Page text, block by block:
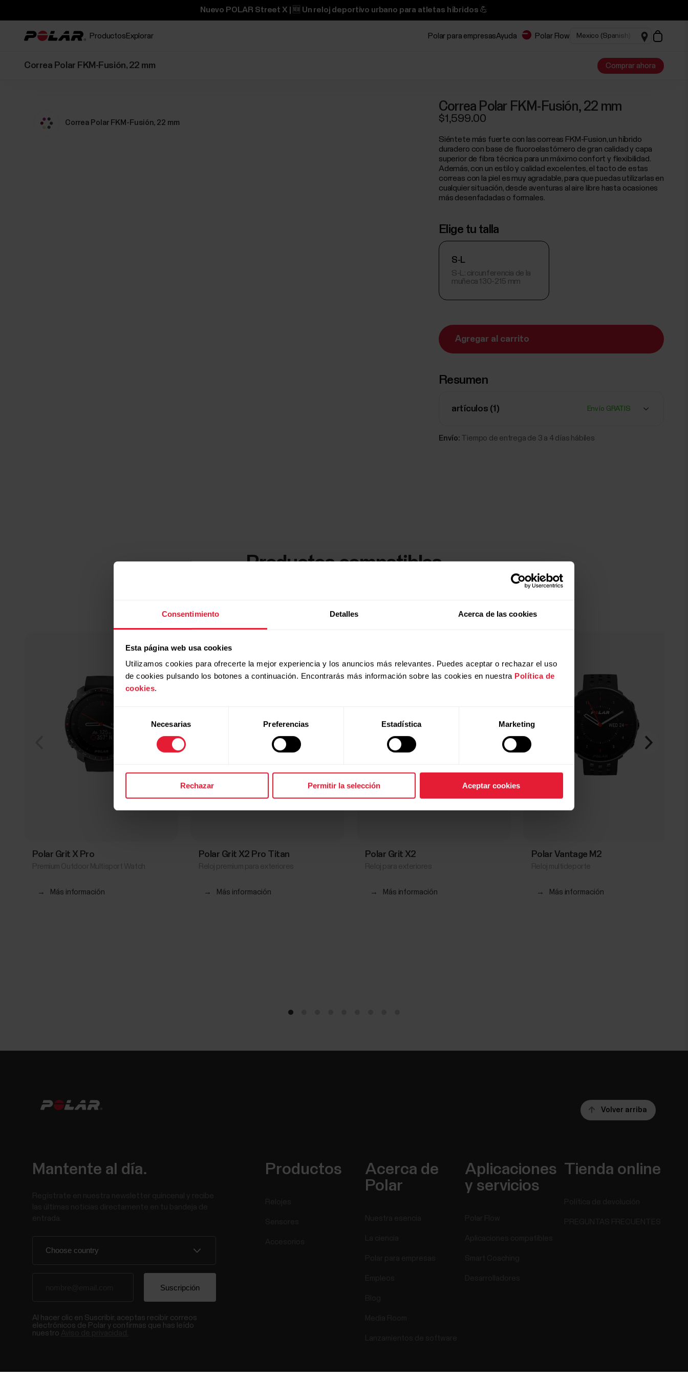
Consentimiento Detalles Acerca de las cookies
Esta página web usa cookies
Utilizamos cookies para ofrecerte la mejor experiencia y los anuncios más relevantes. Puedes aceptar o rechazar el uso
de cookies pulsando los botones a continuación. Encontrarás más información sobre las cookies en nuestra Política de
cookies.
consentimiento
Necesarias Preferencias Estadística Marketing
Rechazar Permitir la selección Aceptar cookies
Nuevo POLAR Street X | 🆕 Un reloj deportivo urbano para atletas híbridos 💪
Productos Explorar Polar para empresasAyuda Polar Flow
Correa Polar FKM-Fusión, 22 mm Comprar ahora
Correa Polar FKM-Fusión, 22 mm
Correa Polar FKM-Fusión, 22 mm
$1,599.00
Siéntete más fuerte con las correas FKM-Fusion, un híbrido
duradero con base de fluoroelastómero de gran calidad y capa
superior de fibra técnica para un máximo confort y flexibilidad.
Además, con un estilo y calidad excelentes, el tacto de estas
correas con la piel es muy agradable, para que puedas utilizarlas en
cualquier situación, desde aventuras al aire libre hasta ocasiones
más desenfadadas o formales.
Elige tu talla
S-L
S-L: circunferencia de la
muñeca 130-215 mm
Agregar al carrito
Resumen
artículos (1 ) Envío GRATIS
Envío: Tiempo de entrega de 3 a 4 días hábiles
Productos compatibles
Polar Grit X Pro
→ Más información
Polar Grit X2 Pro Titan
→ Más información
Polar Grit X2
→ Más información
Polar Vantage M2
→ Más información
Volver arriba
Mantente al día.
Al hacer clic en Suscribir, aceptas recibir correos
electrónicos de Polar y confirmas que has leído
nuestro
Productos
Acerca de
Polar
Aplicaciones
y servicios
Tienda online